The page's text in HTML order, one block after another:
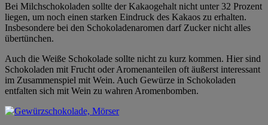
Bei Milchschokoladen sollte der Kakaogehalt nicht unter 32 Prozent
liegen, um noch einen starken Eindruck des Kakaos zu erhalten.
Insbesondere bei den Schokoladenaromen darf Zucker nicht alles
übertünchen.
Auch die Weiße Schokolade sollte nicht zu kurz kommen. Hier sind
Schokoladen mit Frucht oder Aromenanteilen oft äußerst interessant
im Zusammenspiel mit Wein. Auch Gewürze in Schokoladen
entfalten sich mit Wein zu wahren Aromenbomben.